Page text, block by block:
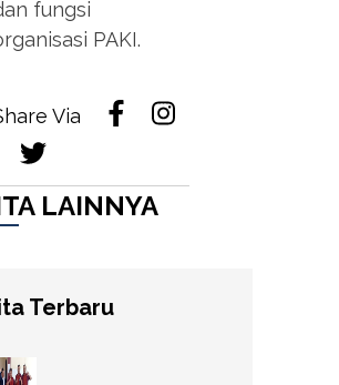
fungsi
PAKI.
Via
LAINNYA
Terbaru